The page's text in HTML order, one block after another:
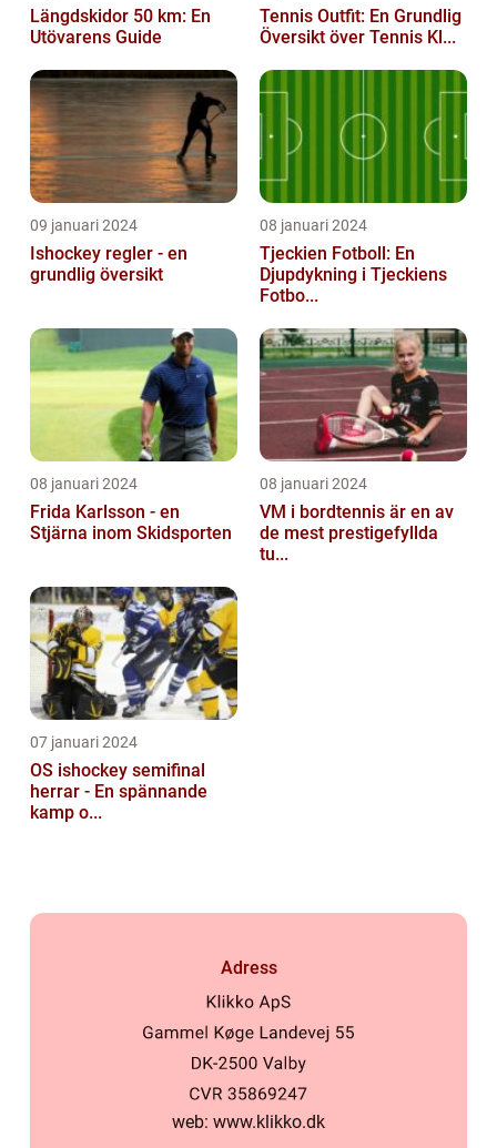
Längdskidor 50 km: En
Utövarens Guide
Tennis Outfit: En Grundlig
Översikt över Tennis Kl...
09 januari 2024
Ishockey regler - en
grundlig översikt
08 januari 2024
Tjeckien Fotboll: En
Djupdykning i Tjeckiens
Fotbo...
08 januari 2024
Frida Karlsson - en
Stjärna inom Skidsporten
08 januari 2024
VM i bordtennis är en av
de mest prestigefyllda
tu...
07 januari 2024
OS ishockey semifinal
herrar - En spännande
kamp o...
Adress
web: www.klikko.dk